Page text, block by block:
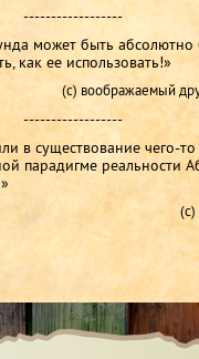
------------------
может быть абсолютно
как ее использовать!»
(с) воображаемый
------------------
в существование чего-
парадигме реальности